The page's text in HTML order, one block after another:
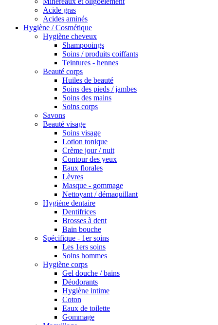
Acide gras
Acides aminés
Hygiène / Cosmétique
Hygiène cheveux
Shampooings
Soins / produits coiffants
Teintures - hennes
Beauté corps
Huiles de beauté
Soins des pieds / jambes
Soins des mains
Soins corps
Savons
Beauté visage
Soins visage
Lotion tonique
Crème jour / nuit
Contour des yeux
Eaux florales
Lèvres
Masque - gommage
Nettoyant / démaquillant
Hygiène dentaire
Dentifrices
Brosses à dent
Bain bouche
Spécifique - 1er soins
Les 1ers soins
Soins hommes
Hygiène corps
Gel douche / bains
Déodorants
Hygiène intime
Coton
Eaux de toilette
Gommage